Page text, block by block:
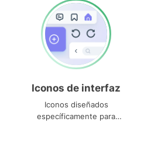
Iconos de interfaz
Iconos diseñados
específicamente para